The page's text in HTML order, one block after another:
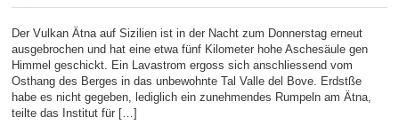
Der Vulkan Ätna auf Sizilien ist in der Nacht zum Donnerstag erneut
ausgebrochen und hat eine etwa fünf Kilometer hohe Aschesäule gen
Himmel geschickt. Ein Lavastrom ergoss sich anschliessend vom
Osthang des Berges in das unbewohnte Tal Valle del Bove. Erdstße
habe es nicht gegeben, lediglich ein zunehmendes Rumpeln am Ätna,
teilte das Institut für […]